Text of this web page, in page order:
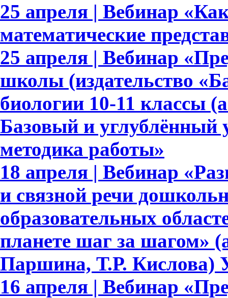
25 апреля | Вебинар
математические
25 апреля | Вебинар
школы (издательство
биологии 10-11 классы
Базовый и углублённый
методика работы»
18 апреля | Вебинар
и связной речи
образовательных
планете шаг за шагом»
Паршина, Т.Р. Кислова)
16 апреля | Вебинар